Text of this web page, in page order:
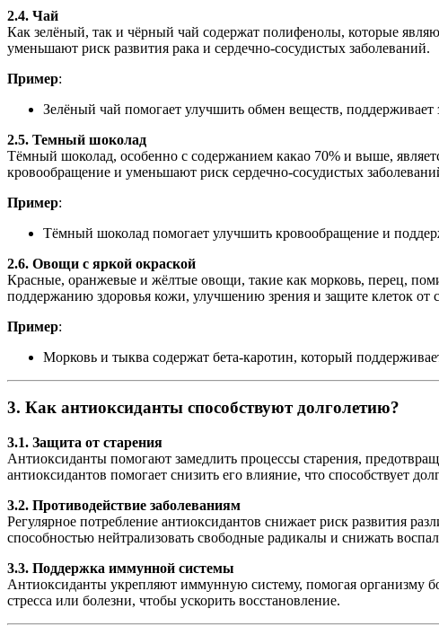
2.4. Чай
Как зелёный, так и чёрный чай содержат полифенолы, которые
уменьшают риск развития рака и сердечно-сосудистых заболеваний.
Пример:
Зелёный чай помогает улучшить обмен веществ,
2.5. Темный шоколад
Тёмный шоколад, особенно с содержанием какао 70% и выше,
кровообращение и уменьшают риск сердечно-сосудистых
Пример:
Тёмный шоколад помогает улучшить кровообращение и
2.6. Овощи с яркой окраской
Красные, оранжевые и жёлтые овощи, такие как морковь, перец,
поддержанию здоровья кожи, улучшению зрения и защите клеток от
Пример:
Морковь и тыква содержат бета-каротин, который
3. Как антиоксиданты способствуют долголетию?
3.1. Защита от старения
Антиоксиданты помогают замедлить процессы старения,
антиоксидантов помогает снизить его влияние, что способствует
3.2. Противодействие заболеваниям
Регулярное потребление антиоксидантов снижает риск развития
способностью нейтрализовать свободные радикалы и снижать
3.3. Поддержка иммунной системы
Антиоксиданты укрепляют иммунную систему, помогая организму
стресса или болезни, чтобы ускорить восстановление.